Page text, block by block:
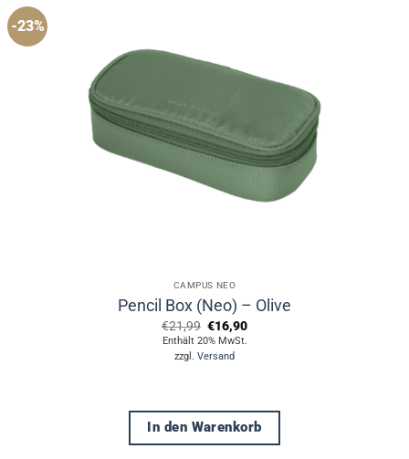
-23%
CAMPUS NEO
Pencil Box (Neo) – Olive
€21,99 Ursprünglicher
Preis
war:
€21,99
€16,90Aktueller
Enthält 20% MwSt.
zzgl. Versand
In den Warenkorb